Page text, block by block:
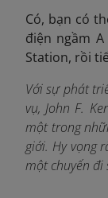
Có, bạn có
điện ngầm
Station, rồi
Với sự phát
vụ, John F.
một trong
giới. Hy vọng
một chuyến đi